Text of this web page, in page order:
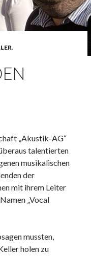
,
„Akustik-AG“
talentierten
musikalischen
der
mit ihrem Leiter
„Vocal
mussten,
holen zu